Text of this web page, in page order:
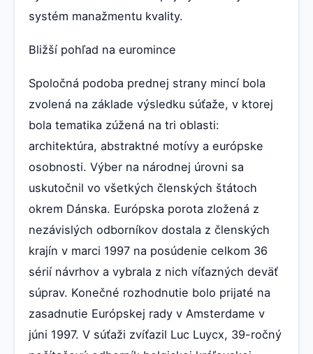
systém manažmentu kvality.
Bližší pohľad na euromince
Spoločná podoba prednej strany mincí bola
zvolená na základe výsledku súťaže, v ktorej
bola tematika zúžená na tri oblasti:
architektúra, abstraktné motívy a európske
osobnosti. Výber na národnej úrovni sa
uskutočnil vo všetkých členských štátoch
okrem Dánska. Európska porota zložená z
nezávislých odborníkov dostala z členských
krajín v marci 1997 na posúdenie celkom 36
sérií návrhov a vybrala z nich víťazných deväť
súprav. Konečné rozhodnutie bolo prijaté na
zasadnutie Európskej rady v Amsterdame v
júni 1997. V súťaži zvíťazil Luc Luycx, 39-ročný